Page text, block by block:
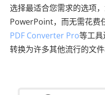
选择最适合您需求的选项
PowerPoint，而无需花费
PDF Converter Pro等工
转换为许多其他流行的文件